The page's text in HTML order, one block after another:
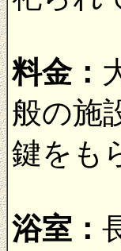
料金：
般の施
鍵をも
浴室：